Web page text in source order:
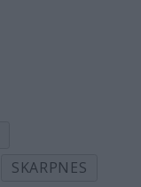
SKARPNES